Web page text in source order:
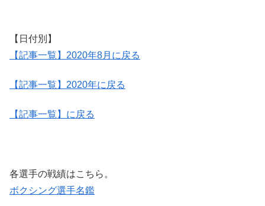
【日付別】
【記事一覧】2020年8月に戻る
【記事一覧】2020年に戻る
【記事一覧】に戻る
各選手の戦績はこちら。
ボクシング選手名鑑